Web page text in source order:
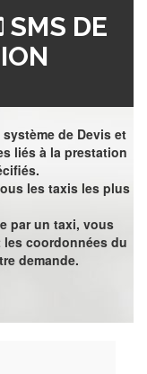
SMS DE
de Devis et
liés à la prestation
les taxis les plus
par un taxi, vous
coordonnées du
demande.